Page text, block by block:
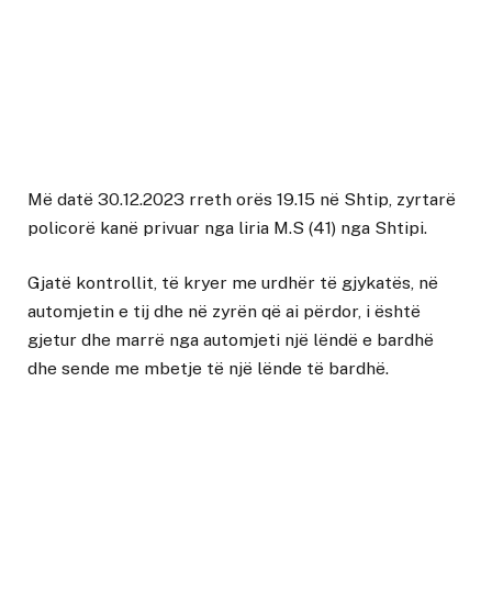
Më datë 30.12.2023 rreth orës 19.15 në Shtip, zyrtarë
policorë kanë privuar nga liria M.S (41) nga Shtipi.
Gjatë kontrollit, të kryer me urdhër të gjykatës, në
automjetin e tij dhe në zyrën që ai përdor, i është
gjetur dhe marrë nga automjeti një lëndë e bardhë
dhe sende me mbetje të një lënde të bardhë.